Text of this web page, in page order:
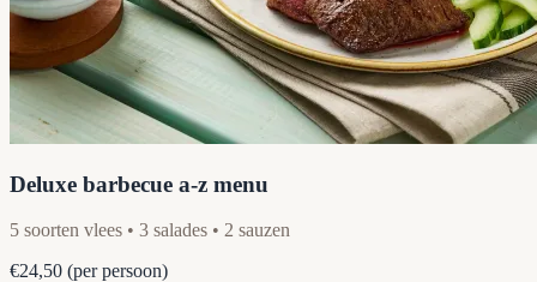
Deluxe barbecue a-z menu
5 soorten vlees • 3 salades • 2 sauzen
€24,50 (per persoon)